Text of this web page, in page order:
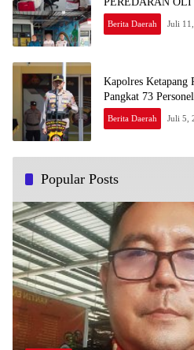
Berita Daerah Juli
Kapolres Ketapang
Pangkat 73
Berita Daerah Juli 5,
Popular Posts